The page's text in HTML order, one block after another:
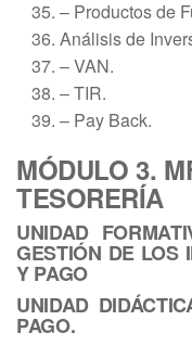
– Productos de
Análisis de
– VAN.
– TIR.
– Pay Back.
MÓDULO 3.
TESORERÍA
UNIDAD
GESTIÓN DE LOS
Y PAGO
UNIDAD
PAGO.